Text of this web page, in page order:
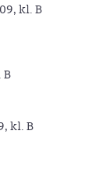
kl. B
B
kl. B